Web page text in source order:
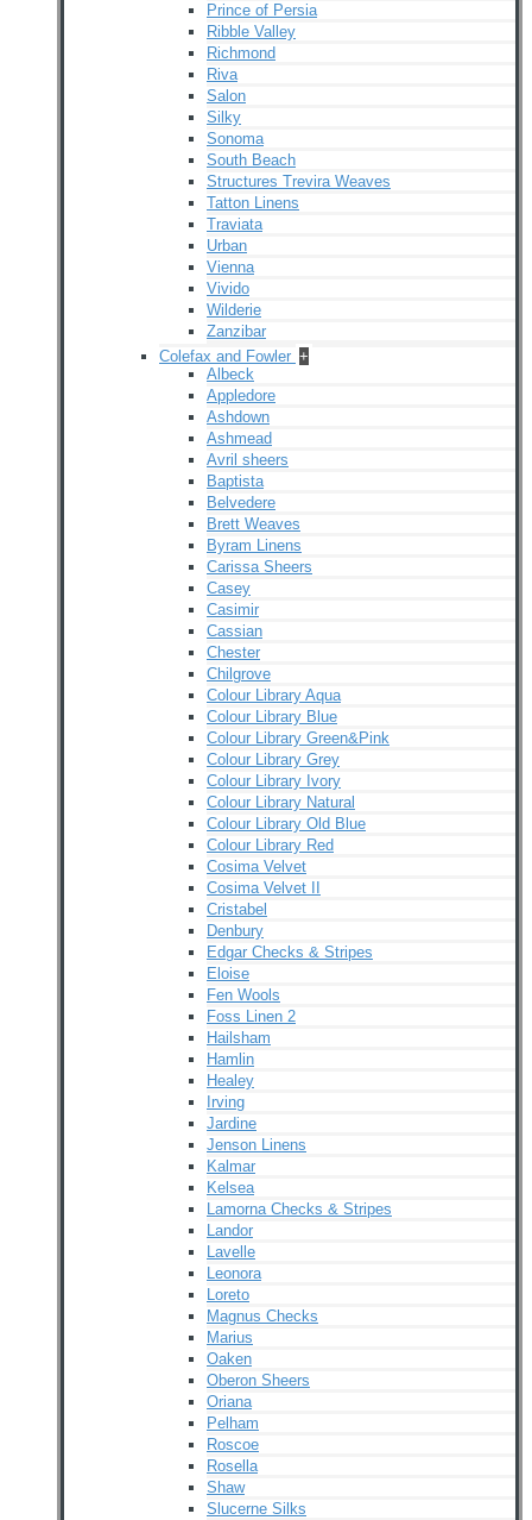
Prince of Persia
Ribble Valley
Richmond
Riva
Salon
Silky
Sonoma
South Beach
Structures Trevira Weaves
Tatton Linens
Traviata
Urban
Vienna
Vivido
Wilderie
Zanzibar
Colefax and Fowler +
Albeck
Appledore
Ashdown
Ashmead
Avril sheers
Baptista
Belvedere
Brett Weaves
Byram Linens
Carissa Sheers
Casey
Casimir
Cassian
Chester
Chilgrove
Colour Library Aqua
Colour Library Blue
Colour Library Green&Pink
Colour Library Grey
Colour Library Ivory
Colour Library Natural
Colour Library Old Blue
Colour Library Red
Cosima Velvet
Cosima Velvet II
Cristabel
Denbury
Edgar Checks & Stripes
Eloise
Fen Wools
Foss Linen 2
Hailsham
Hamlin
Healey
Irving
Jardine
Jenson Linens
Kalmar
Kelsea
Lamorna Checks & Stripes
Landor
Lavelle
Leonora
Loreto
Magnus Checks
Marius
Oaken
Oberon Sheers
Oriana
Pelham
Roscoe
Rosella
Shaw
Slucerne Silks